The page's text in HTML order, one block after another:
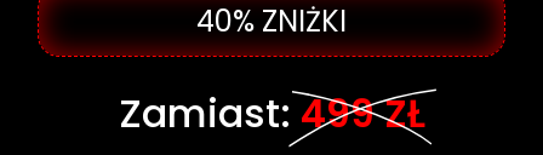
40% ZNIŻKI
Zamiast: 499 ZŁ